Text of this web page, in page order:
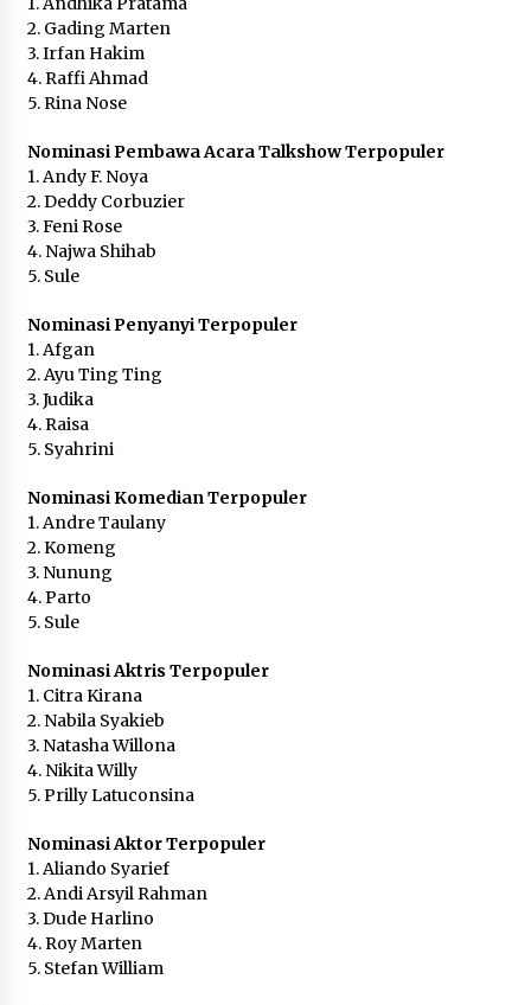
2. Gading Marten
3. Irfan Hakim
4. Raffi Ahmad
5. Rina Nose
Nominasi Pembawa Acara Talkshow Terpopuler
1. Andy F. Noya
2. Deddy Corbuzier
3. Feni Rose
4. Najwa Shihab
5. Sule
Nominasi Penyanyi Terpopuler
1. Afgan
2. Ayu Ting Ting
3. Judika
4. Raisa
5. Syahrini
Nominasi Komedian Terpopuler
1. Andre Taulany
2. Komeng
3. Nunung
4. Parto
5. Sule
Nominasi Aktris Terpopuler
1. Citra Kirana
2. Nabila Syakieb
3. Natasha Willona
4. Nikita Willy
5. Prilly Latuconsina
Nominasi Aktor Terpopuler
1. Aliando Syarief
2. Andi Arsyil Rahman
3. Dude Harlino
4. Roy Marten
5. Stefan William